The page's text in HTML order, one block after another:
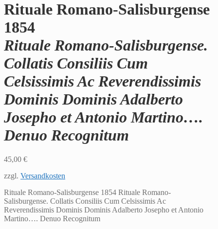
Rituale Romano-Salisburgense
1854
Rituale Romano-Salisburgense.
Collatis Consiliis Cum
Celsissimis Ac Reverendissimis
Dominis Dominis Adalberto
Josepho et Antonio Martino….
Denuo Recognitum
45,00 €
zzgl. Versandkosten
Rituale Romano-Salisburgense 1854 Rituale Romano-
Salisburgense. Collatis Consiliis Cum Celsissimis Ac
Reverendissimis Dominis Dominis Adalberto Josepho et Antonio
Martino…. Denuo Recognitum